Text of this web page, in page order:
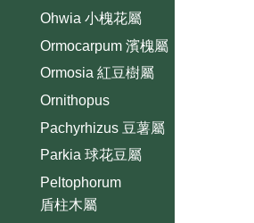
Ohwia 小槐花屬
Ormocarpum 濱槐屬
Ormosia 紅豆樹屬
Ornithopus
Pachyrhizus 豆薯屬
Parkia 球花豆屬
Peltophorum
盾柱木屬